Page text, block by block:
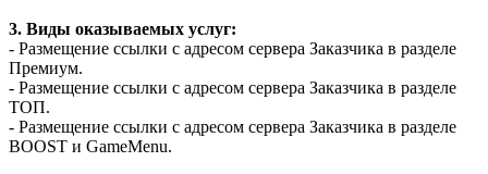
3. Виды оказываемых услуг:
- Размещение ссылки с адресом сервера Заказчика в разделе
Премиум.
- Размещение ссылки с адресом сервера Заказчика в разделе
ТОП.
- Размещение ссылки с адресом сервера Заказчика в разделе
BOOST и GameMenu.